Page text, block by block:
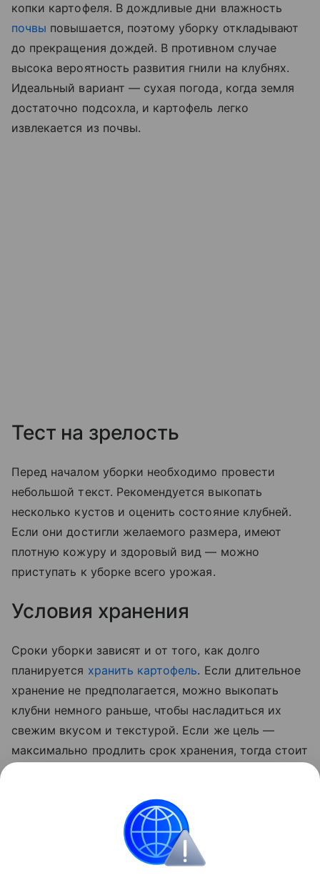
копки картофеля. В дождливые дни влажность
почвы повышается, поэтому уборку откладывают
до прекращения дождей. В противном случае
высока вероятность развития гнили на клубнях.
Идеальный вариант — сухая погода, когда земля
достаточно подсохла, и картофель легко
извлекается из почвы.
Тест на зрелость
Перед началом уборки необходимо провести
небольшой текст. Рекомендуется выкопать
несколько кустов и оценить состояние клубней.
Если они достигли желаемого размера, имеют
плотную кожуру и здоровый вид — можно
приступать к уборке всего урожая.
Условия хранения
Сроки уборки зависят и от того, как долго
планируется хранить картофель. Если длительное
хранение не предполагается, можно выкопать
клубни немного раньше, чтобы насладиться их
свежим вкусом и текстурой. Если же цель —
максимально продлить срок хранения, тогда стоит
сохраняя свои питательные свойства в течение